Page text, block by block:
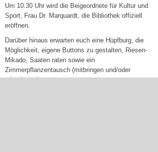
Um 10.30 Uhr wird die Beigeordnete für Kultur und
Sport, Frau Dr. Marquardt, die Bibliothek offiziell
eröffnen.
Darüber hinaus erwarten euch eine Hüpfburg, die
Möglichkeit, eigene Buttons zu gestalten, Riesen-
Mikado, Saaten raten sowie ein
Zimmerpflanzentausch (mitbringen und/oder
mitnehmen).